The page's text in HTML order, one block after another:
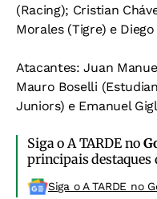
(Racing); Cristian
Morales (Tigre) e
Atacantes: Juan
Mauro Boselli
Juniors) e Emanuel
Siga o A TARDE no
principais destaques
Siga o A TARDE no